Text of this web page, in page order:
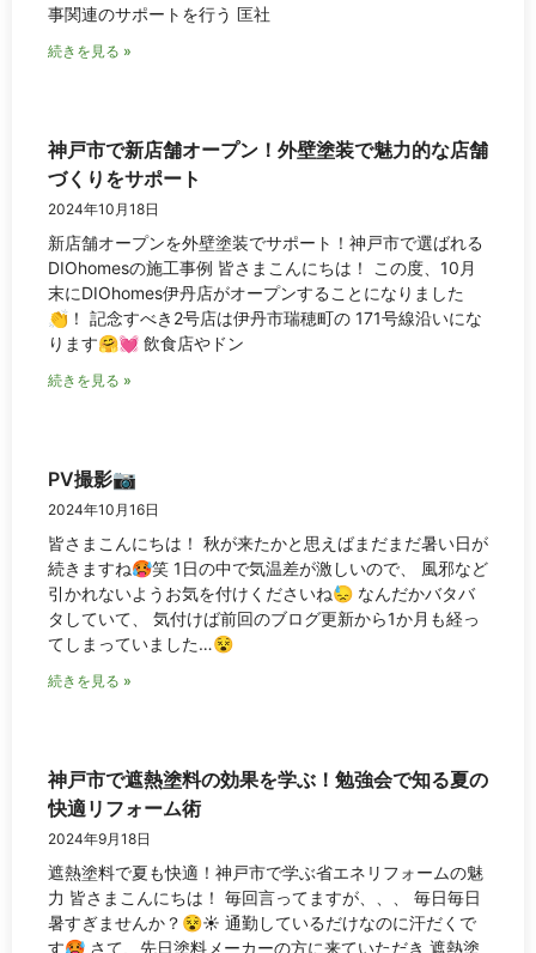
事関連のサポートを行う 匡社
続きを見る »
神戸市で新店舗オープン！外壁塗装で魅力的な店舗
づくりをサポート
2024年10月18日
新店舗オープンを外壁塗装でサポート！神戸市で選ばれる
DIOhomesの施工事例 皆さまこんにちは！ この度、10月
末にDIOhomes伊丹店がオープンすることになりました
👏！ 記念すべき2号店は伊丹市瑞穂町の 171号線沿いにな
ります🤗💓 飲食店やドン
続きを見る »
PV撮影📷
2024年10月16日
皆さまこんにちは！ 秋が来たかと思えばまだまだ暑い日が
続きますね🥵笑 1日の中で気温差が激しいので、 風邪など
引かれないようお気を付けくださいね😓 なんだかバタバ
タしていて、 気付けば前回のブログ更新から1か月も経っ
てしまっていました…😵
続きを見る »
神戸市で遮熱塗料の効果を学ぶ！勉強会で知る夏の
快適リフォーム術
2024年9月18日
遮熱塗料で夏も快適！神戸市で学ぶ省エネリフォームの魅
力 皆さまこんにちは！ 毎回言ってますが、、、 毎日毎日
暑すぎませんか？😵☀ 通勤しているだけなのに汗だくで
す🥵 さて、先日塗料メーカーの方に来ていただき 遮熱塗